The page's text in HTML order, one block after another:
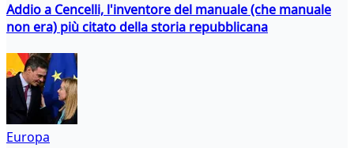
Addio a Cencelli, l'inventore del manuale (che manuale
non era) più citato della storia repubblicana
Europa